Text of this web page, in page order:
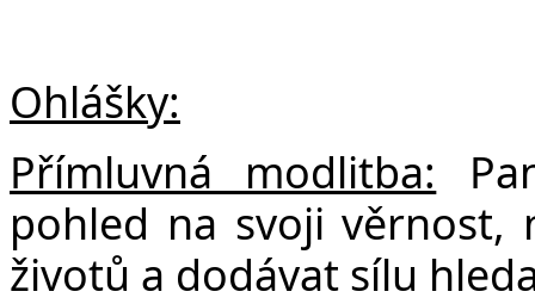
Ohlášky:
Přímluvná modlitba:
pohled na svoji věrnost,
životů a dodávat sílu